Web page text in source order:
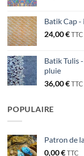
Batik Cap
24,00€TTC
Batik Tulis
pluie
36,00€TTC
POPULAIRE
Patron de
0,00€TTC